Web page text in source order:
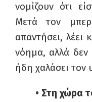
νομίζουν ότι
Μετά τον
απαντήσει, λέει
νόημα, αλλά δεν
ήδη χαλάσει τον
• Στη χώρα